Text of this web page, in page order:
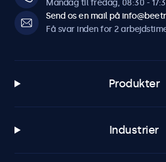
Mandag til fredag, 08:30 -
Send os en mail på
Få svar inden for 2
Produkter
Industrier